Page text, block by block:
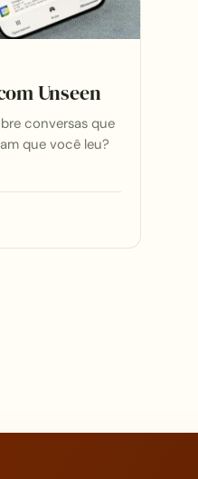
Unseen
conversas que
que você leu?